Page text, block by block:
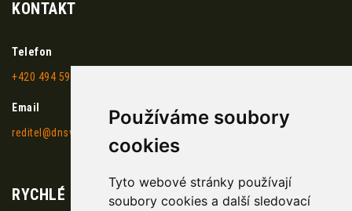
Používáme soubory
cookies
Tyto webové stránky používají
soubory cookies a další sledovací
KONTAKT
Telefon
+420 494 595 117
Email
reditel@dnsv.cz
RYCHLÉ ODKAZY